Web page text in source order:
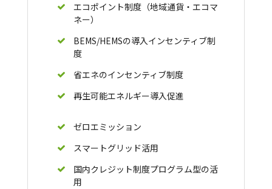
エコポイント制度（地域通貨・エコマ
ネー）
BEMS/HEMSの導入インセンティブ制
度
省エネのインセンティブ制度
再生可能エネルギー導入促進
ゼロエミッション
スマートグリッド活用
国内クレジット制度プログラム型の活
用